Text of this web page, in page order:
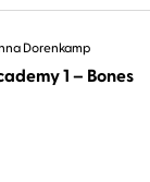
Dorenkamp
1 – Bones